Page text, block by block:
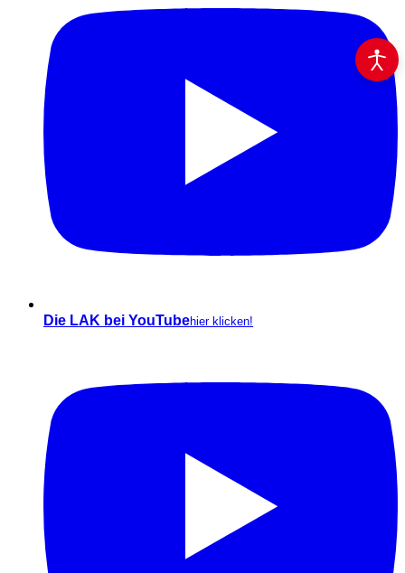
Die LAK bei YouTubehier klicken!